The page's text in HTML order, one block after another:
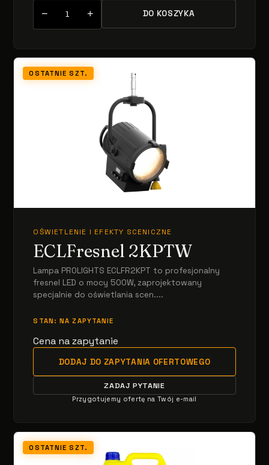
− + DO KOSZYKA
OSTATNIE SZT.
OŚWIETLENIE I EFEKTY SCENICZNE
ECLFresnel 2KPTW
Lampa PROLIGHTS ECLFR2KPT to profesjonalny
fresnel LED o mocy 500W, zaprojektowany
specjalnie do oświetlania scen....
STAN: NA ZAPYTANIE
Cena na zapytanie
DODAJ DO ZAPYTANIA OFERTOWEGO
ZADAJ PYTANIE
Przygotujemy ofertę na Twój e-mail
OSTATNIE SZT.